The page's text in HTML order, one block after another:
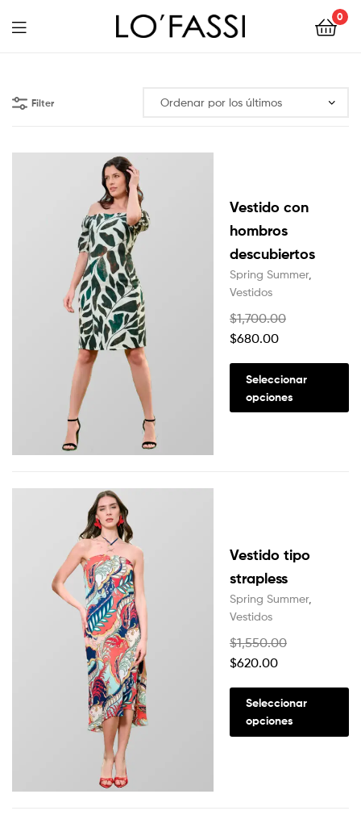
0
Filter
Vestido con
hombros
descubiertos
Spring Summer,
Vestidos
$1,700.00
$680.00
Seleccionar
opciones
Vestido tipo
strapless
Spring Summer,
Vestidos
$1,550.00
$620.00
Seleccionar
opciones